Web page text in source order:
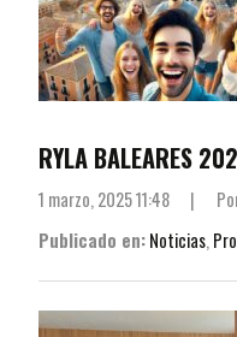
RYLA BALEARES
1 marzo, 2025 11:48 |
Publicado en:Noticias,